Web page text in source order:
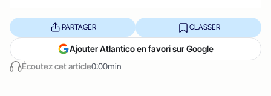
Écoutez cet article0:00min
PARTAGER CLASSER
Ajouter Atlantico en favori sur Google